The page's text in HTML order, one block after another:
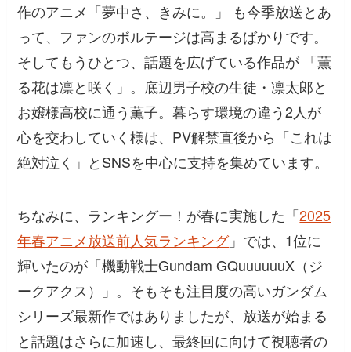
作のアニメ「夢中さ、きみに。」 も今季放送とあ
って、ファンのボルテージは高まるばかりです。
そしてもうひとつ、話題を広げている作品が 「薫
る花は凛と咲く」。底辺男子校の生徒・凛太郎と
お嬢様高校に通う薫子。暮らす環境の違う2人が
心を交わしていく様は、PV解禁直後から「これは
絶対泣く」とSNSを中心に支持を集めています。
ちなみに、ランキングー！が春に実施した「2025
年春アニメ放送前人気ランキング」では、1位に
輝いたのが「機動戦士Gundam GQuuuuuuX（ジ
ークアクス）」。そもそも注目度の高いガンダム
シリーズ最新作ではありましたが、放送が始まる
と話題はさらに加速し、最終回に向けて視聴者の